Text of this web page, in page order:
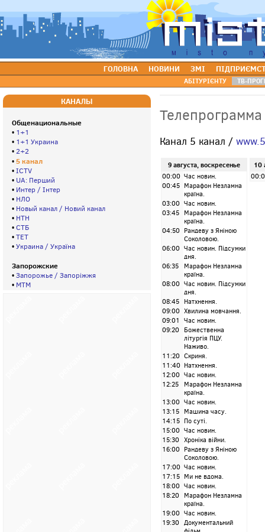
ГОЛОВНА НОВИНИ ЗМІ
АБІТУРІЄНТУ ТВ-
КАНАЛЫ
Общенациональные
• 1+1
• 1+1 Украина
•2+2
•5 канал
•ICTV
• UA: Перший
• Интер / Інтер
• НЛО
• Новый канал / Новий канал
• НТН
•СТБ
•ТЕТ
•Украина / Україна
Запорожские
•Запорожье / Запорiжжя
• МТМ
Канал 5 канал /
9 августа, воскресенье
00:00 Час новин.
00:45 Марафон Незламна
країна.
03:00 Час новин.
03:45
Марафон Незламна
країна.
04:50 Рандеву з Яніною
Соколовою.
06:00 Час новин. Підсумки
дня.
06:35
Марафон Незламна
країна.
08:00 Час новин. Підсумки
дня.
08:45
Натхнення.
09:00 Хвилина мовчання.
09:01
Час новин.
09:20
Божественна
літургія ПЦУ.
Наживо.
11:20 Скриня.
11:40 Натхнення.
12:00 Час новин.
12:25
Марафон Незламна
країна.
13:00 Час новин.
13:15
Машина часу.
14:15 По суті.
15:00 Час новин.
15:30 Хроніка війни.
16:00 Рандеву з Яніною
Соколовою.
17:00 Час новин.
17:15 Ми не вдома.
18:00 Час новин.
18:20
Марафон Незламна
країна.
19:00 Час новин.
19:30 Документальний
10